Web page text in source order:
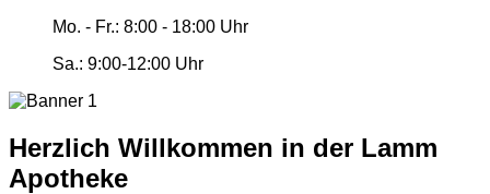
Mo. - Fr.: 8:00 - 18:00 Uhr
Sa.: 9:00-12:00 Uhr
Herzlich Willkommen in der Lamm
Apotheke